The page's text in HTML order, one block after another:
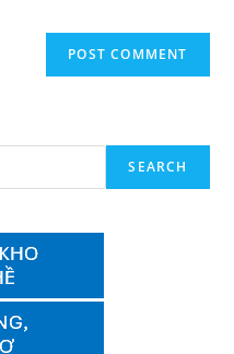
SEARCH